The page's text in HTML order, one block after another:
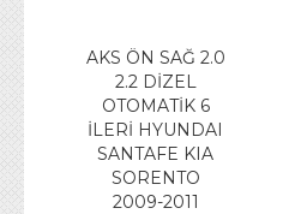
AKS ÖN SAĞ 2.0
2.2 DİZEL
OTOMATİK 6
İLERİ HYUNDAI
SANTAFE KIA
SORENTO
2009-2011